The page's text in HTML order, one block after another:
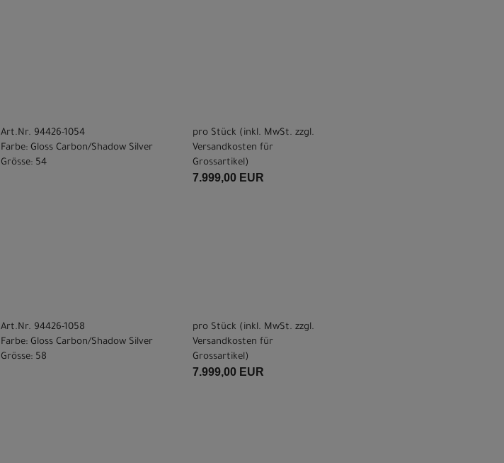
Art.Nr. 94426-1054
Farbe: Gloss Carbon/Shadow Silver
Grösse: 54
pro Stück (inkl. MwSt. zzgl.
Versandkosten für
Grossartikel )
7.999,00 EUR
Art.Nr. 94426-1058
Farbe: Gloss Carbon/Shadow Silver
Grösse: 58
pro Stück (inkl. MwSt. zzgl.
Versandkosten für
Grossartikel )
7.999,00 EUR